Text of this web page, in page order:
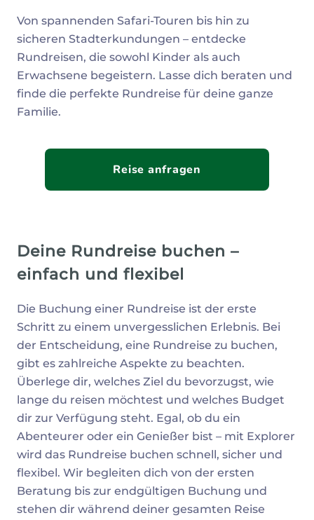
Von spannenden Safari-Touren bis hin zu
sicheren Stadterkundungen – entdecke
Rundreisen, die sowohl Kinder als auch
Erwachsene begeistern. Lasse dich beraten und
finde die perfekte Rundreise für deine ganze
Familie.
Reise anfragen
Deine Rundreise buchen –
einfach und flexibel
Die Buchung einer Rundreise ist der erste
Schritt zu einem unvergesslichen Erlebnis. Bei
der Entscheidung, eine Rundreise zu buchen,
gibt es zahlreiche Aspekte zu beachten.
Überlege dir, welches Ziel du bevorzugst, wie
lange du reisen möchtest und welches Budget
dir zur Verfügung steht. Egal, ob du ein
Abenteurer oder ein Genießer bist – mit Explorer
wird das Rundreise buchen schnell, sicher und
flexibel. Wir begleiten dich von der ersten
Beratung bis zur endgültigen Buchung und
stehen dir während deiner gesamten Reise